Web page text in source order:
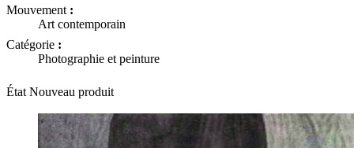
Mouvement :
Art contemporain
Catégorie :
Photographie et peinture
État Nouveau produit